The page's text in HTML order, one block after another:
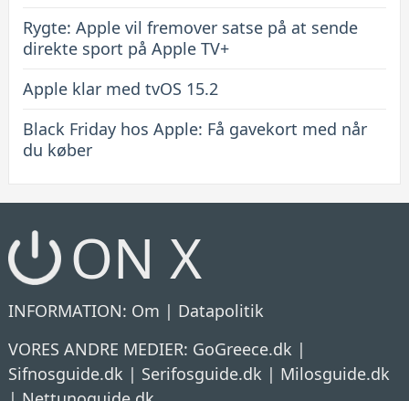
Rygte: Apple vil fremover satse på at sende
direkte sport på Apple TV+
Apple klar med tvOS 15.2
Black Friday hos Apple: Få gavekort med når
du køber
ON X
INFORMATION: Om | Datapolitik
VORES ANDRE MEDIER: GoGreece.dk |
Sifnosguide.dk | Serifosguide.dk | Milosguide.dk